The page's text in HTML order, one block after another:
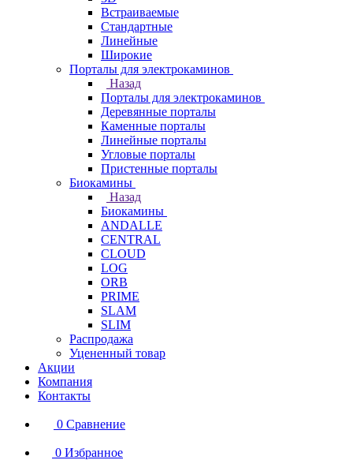
Встраиваемые
Стандартные
Линейные
Широкие
Порталы для электрокаминов
Назад
Порталы для электрокаминов
Деревянные порталы
Каменные порталы
Линейные порталы
Угловые порталы
Пристенные порталы
Биокамины
Назад
Биокамины
ANDALLE
CENTRAL
CLOUD
LOG
ORB
PRIME
SLAM
SLIM
Распродажа
Уцененный товар
Акции
Компания
Контакты
0 Сравнение
0 Избранное